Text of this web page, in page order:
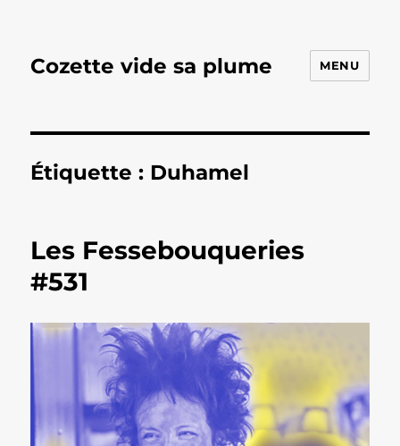
Cozette vide sa plume MENU
Étiquette : Duhamel
Les Fessebouqueries
#531